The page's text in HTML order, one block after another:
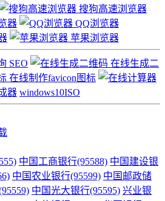
搜狗高速浏览器
器
QQ浏览器
苹果浏览器
SEO
在线生成二
在线制作favicon图标
器 windows10ISO
中国工商银行(95588) 中国建设银
中国农业银行(95599) 中国邮政储
中国光大银行(95595) 兴业银